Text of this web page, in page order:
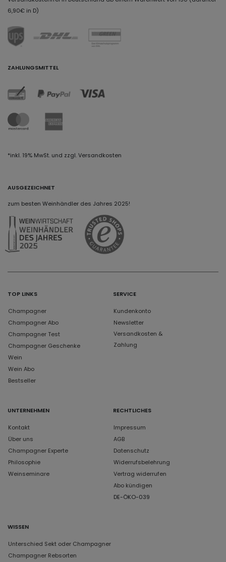
6,90€ in D)
ZAHLUNGSMITTEL
*inkl. 19% MwSt. und zzgl. Versandkosten
AUSGEZEICHNET
zum besten Weinhändler des Jahres 2025!
TOP LINKS
Champagner
Champagner Abo
Champagner Test
Champagner Geschenke
Wein
Wein Abo
Bestseller
SERVICE
Kundenkonto
Newsletter
Versandkosten &
Zahlung
UNTERNEHMEN
Kontakt
Über uns
Champagner Experte
Philosophie
Weinseminare
RECHTLICHES
Impressum
AGB
Datenschutz
Widerrufsbelehrung
Vertrag widerrufen
Abo kündigen
DE-ÖKO-039
WISSEN
Unterschied Sekt oder Champagner
Champagner Rebsorten